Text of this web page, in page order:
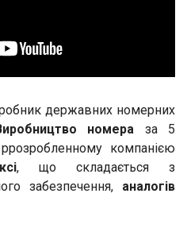
державних номерних
номера за 5
компанією
, що складається з
забезпечення, аналогів